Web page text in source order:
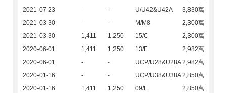
2021-07-23
- - U/U42&U42A
3,830萬
2021-03-30
- - M/M8
2,300萬
2021-03-30
1,411 1,250 15/C
2,300萬
2020-06-01
1,411 1,250 13/F
2,982萬
2020-06-01
- - UCP/U28&U28A2,982萬
2020-01-16
- - UCP/U38&U38A2,850萬
2020-01-16
1,411 1,250 09/E
2,850萬